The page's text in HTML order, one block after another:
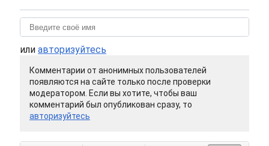
или авторизуйтесь
Комментарии от анонимных пользователей
появляются на сайте только после проверки
модератором. Если вы хотите, чтобы ваш
комментарий был опубликован сразу, то
авторизуйтесь